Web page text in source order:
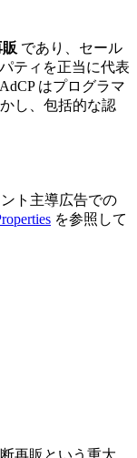
であり、セール
ティを正当に代表
はプログラマ
し、包括的な認
ト主導広告での
を参照して
再販という重大